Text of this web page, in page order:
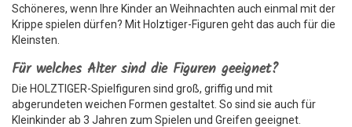
Schöneres, wenn Ihre Kinder an Weihnachten auch einmal mit der
Krippe spielen dürfen? Mit Holztiger-Figuren geht das auch für die
Kleinsten.
Für welches Alter sind die Figuren geeignet?
Die HOLZTIGER-Spielfiguren sind groß, griffig und mit
abgerundeten weichen Formen gestaltet. So sind sie auch für
Kleinkinder ab 3 Jahren zum Spielen und Greifen geeignet.